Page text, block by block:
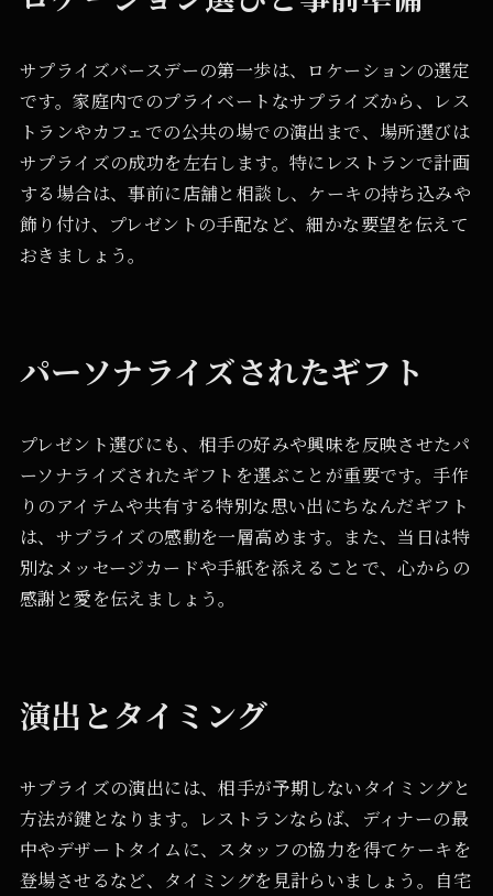
サプライズバースデーの第一歩は、ロケーションの選定
です。家庭内でのプライベートなサプライズから、レス
トランやカフェでの公共の場での演出まで、場所選びは
サプライズの成功を左右します。特にレストランで計画
する場合は、事前に店舗と相談し、ケーキの持ち込みや
飾り付け、プレゼントの手配など、細かな要望を伝えて
おきましょう。
パーソナライズされたギフト
プレゼント選びにも、相手の好みや興味を反映させたパ
ーソナライズされたギフトを選ぶことが重要です。手作
りのアイテムや共有する特別な思い出にちなんだギフト
は、サプライズの感動を一層高めます。また、当日は特
別なメッセージカードや手紙を添えることで、心からの
感謝と愛を伝えましょう。
演出とタイミング
サプライズの演出には、相手が予期しないタイミングと
方法が鍵となります。レストランならば、ディナーの最
中やデザートタイムに、スタッフの協力を得てケーキを
登場させるなど、タイミングを見計らいましょう。自宅